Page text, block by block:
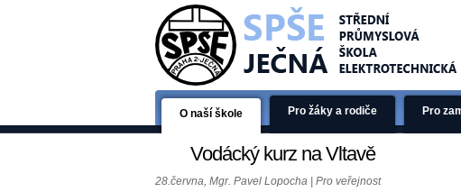
O naší škole Pro žáky a rodiče Pro
Vodácký kurz na Vltavě
28.června, Mgr. Pavel Lopocha | Pro veřejnost